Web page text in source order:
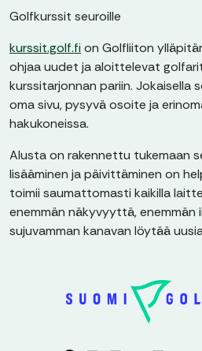
Golfkurssit seuroille
kurssit.golf.fi on Golfliiton
ohjaa uudet ja aloittelevat
kurssitarjonnan pariin. Jokaisella
oma sivu, pysyvä osoite ja
hakukoneissa.
Alusta on rakennettu tukemaan
lisääminen ja päivittäminen on
toimii saumattomasti kaikilla
enemmän näkyvyyttä, enemmän
sujuvamman kanavan löytää